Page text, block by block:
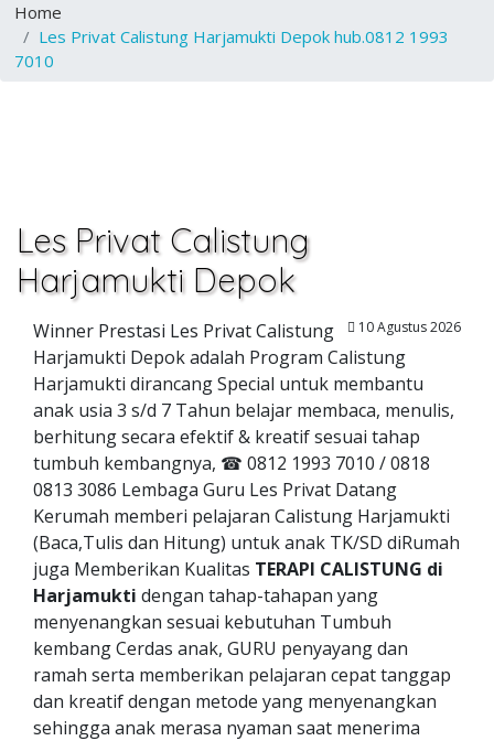
Home
Les Privat Calistung Harjamukti Depok hub.0812 1993
7010
Les Privat Calistung
Harjamukti Depok
10 Agustus 2026
Winner Prestasi Les Privat Calistung
Harjamukti Depok adalah Program Calistung
Harjamukti dirancang Special untuk membantu
anak usia 3 s/d 7 Tahun belajar membaca, menulis,
berhitung secara efektif & kreatif sesuai tahap
tumbuh kembangnya, ☎ 0812 1993 7010 / 0818
0813 3086 Lembaga Guru Les Privat Datang
Kerumah memberi pelajaran Calistung Harjamukti
(Baca,Tulis dan Hitung) untuk anak TK/SD diRumah
juga Memberikan Kualitas TERAPI CALISTUNG di
Harjamukti dengan tahap-tahapan yang
menyenangkan sesuai kebutuhan Tumbuh
kembang Cerdas anak, GURU penyayang dan
ramah serta memberikan pelajaran cepat tanggap
dan kreatif dengan metode yang menyenangkan
sehingga anak merasa nyaman saat menerima